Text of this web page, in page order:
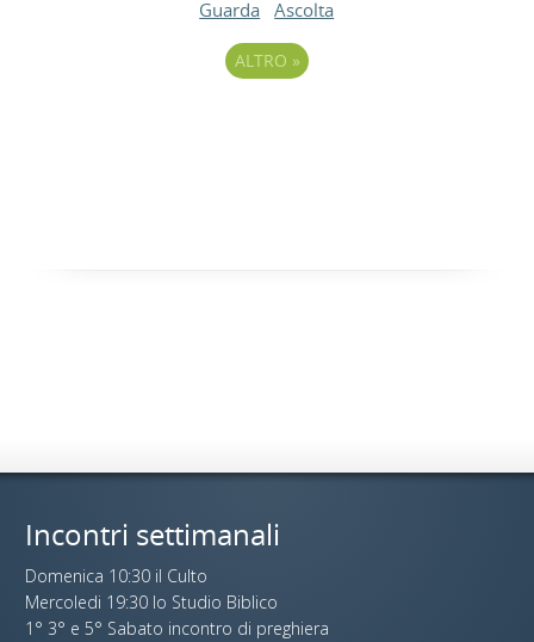
Guarda Ascolta
ALTRO »
Incontri settimanali
Domenica 10:30 il Culto
Mercoledi 19:30 lo Studio Biblico
1° 3° e 5° Sabato incontro di preghiera